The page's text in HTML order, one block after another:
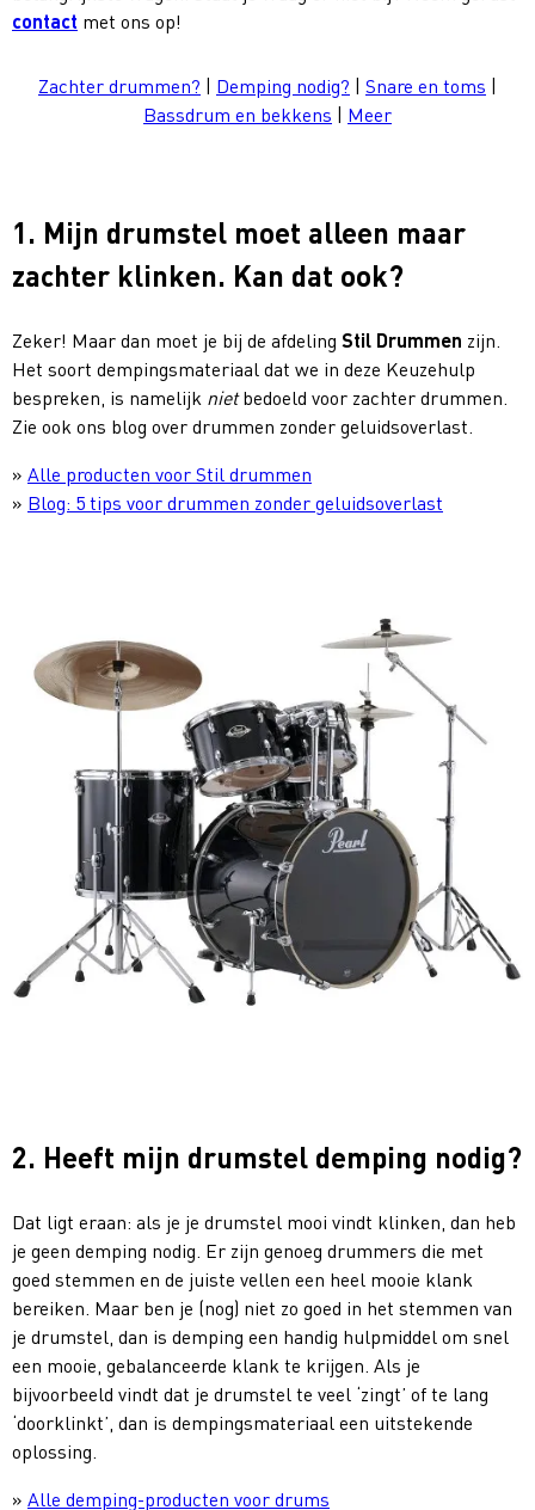
contact met ons op!
Zachter drummen? | Demping nodig? | Snare en toms |
Bassdrum en bekkens | Meer
1. Mijn drumstel moet alleen maar
zachter klinken. Kan dat ook?
Zeker! Maar dan moet je bij de afdeling Stil Drummen zijn.
Het soort dempingsmateriaal dat we in deze Keuzehulp
bespreken, is namelijk nietbedoeld voor zachter drummen.
Zie ook ons blog over drummen zonder geluidsoverlast.
» Alle producten voor Stil drummen
» Blog: 5 tips voor drummen zonder geluidsoverlast
2. Heeft mijn drumstel demping nodig?
Dat ligt eraan: als je je drumstel mooi vindt klinken, dan heb
je geen demping nodig. Er zijn genoeg drummers die met
goed stemmen en de juiste vellen een heel mooie klank
bereiken. Maar ben je (nog) niet zo goed in het stemmen van
je drumstel, dan is demping een handig hulpmiddel om snel
een mooie, gebalanceerde klank te krijgen. Als je
bijvoorbeeld vindt dat je drumstel te veel ‘zingt’ of te lang
‘doorklinkt’, dan is dempingsmateriaal een uitstekende
oplossing.
» Alle demping-producten voor drums